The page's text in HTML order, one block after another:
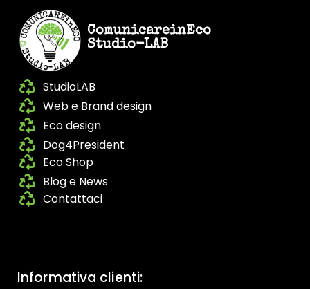
ComunicareinEco
Studio-LAB
StudioLAB
Web e Brand design
Eco design
Dog4President
Eco Shop
Blog e News
Contattaci
Informativa clienti: